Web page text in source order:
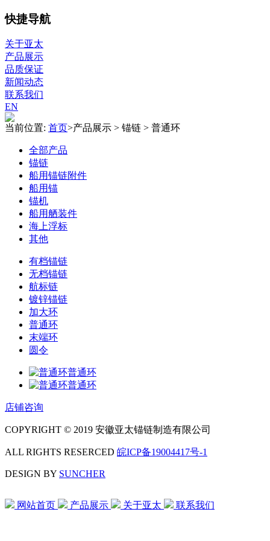
快捷导航
关于亚太
产品展示
品质保证
新闻动态
联系我们
EN
当前位置: 首页>产品展示 > 锚链 > 普通环
全部产品
锚链
船用锚链附件
船用锚
锚机
船用舾装件
海上浮标
其他
有档锚链
无档锚链
航标链
镀锌锚链
加大环
普通环
末端环
圆令
普通环
普通环
店铺咨询
COPYRIGHT © 2019 安徽亚太锚链制造有限公司
ALL RIGHTS RESERCED 皖ICP备19004417号-1
DESIGN BY SUNCHER
网站首页 产品展示 关于亚太 联系我们